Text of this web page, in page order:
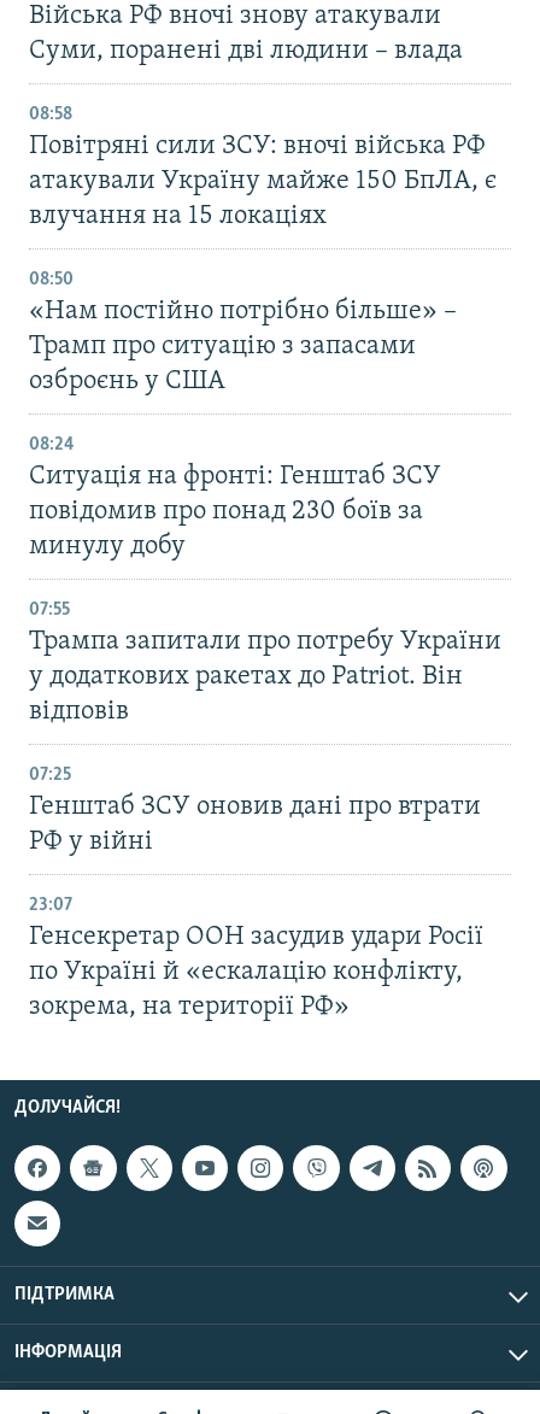
Війська РФ вночі знову атакували
Суми, поранені дві людини – влада
08:58
Повітряні сили ЗСУ: вночі війська РФ
атакували Україну майже 150 БпЛА, є
влучання на 15 локаціях
08:50
«Нам постійно потрібно більше» –
Трамп про ситуацію з запасами
озброєнь у США
08:24
Ситуація на фронті: Генштаб ЗСУ
повідомив про понад 230 боїв за
минулу добу
07:55
Трампа запитали про потребу України
у додаткових ракетах до Patriot. Він
відповів
07:25
Генштаб ЗСУ оновив дані про втрати
РФ у війні
23:07
Генсекретар ООН засудив удари Росії
по Україні й «ескалацію конфлікту,
зокрема, на території РФ»
ДОЛУЧАЙСЯ!
ПІДТРИМКА
ІНФОРМАЦІЯ